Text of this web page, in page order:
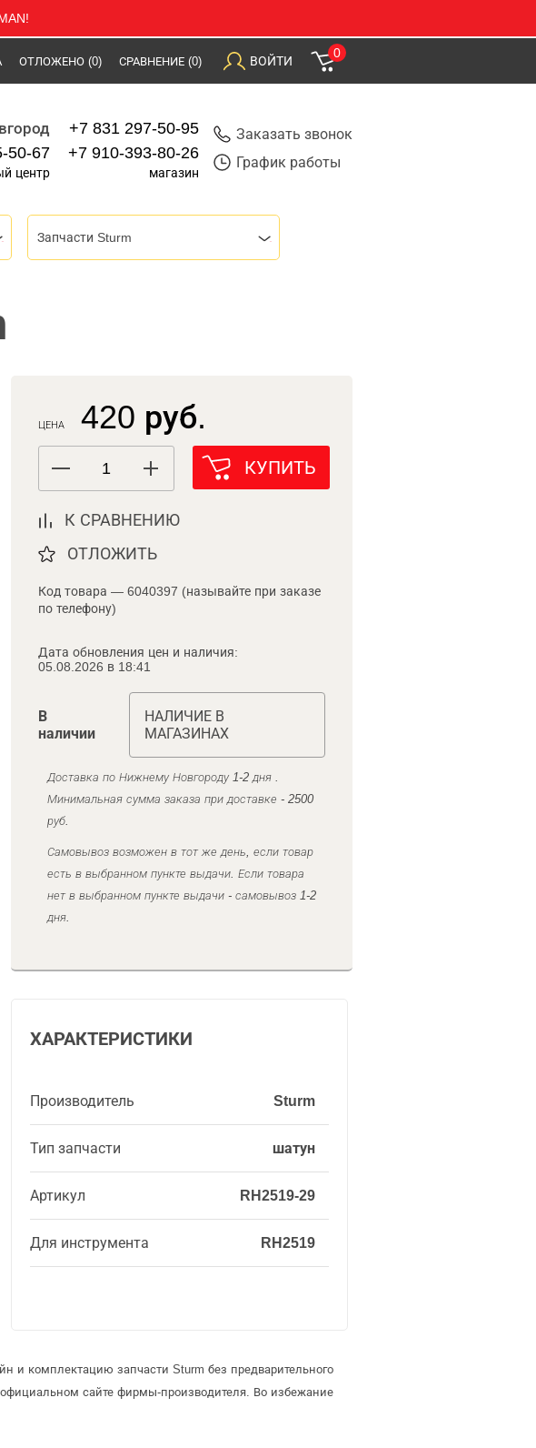
ОТЛОЖЕНО (0) СРАВНЕНИЕ (0) ВОЙТИ
0
50-67
центр
+7 831 297-50-95
+7 910-393-80-26
магазин
Заказать звонок
График работы
Запчасти Sturm
ЦЕНА 420 руб.
КУПИТЬ
К СРАВНЕНИЮ
ОТЛОЖИТЬ
Код товара — 6040397 (называйте при заказе
по телефону)
Дата обновления цен и наличия:
05.08.2026 в 18:41
В
наличии
НАЛИЧИЕ В
МАГАЗИНАХ
Доставка по Нижнему Новгороду 1-2 дня .
Минимальная сумма заказа при доставке - 2500
руб.
Самовывоз возможен в тот же день, если товар
есть в выбранном пункте выдачи. Если товара
нет в выбранном пункте выдачи - самовывоз 1-2
дня.
ХАРАКТЕРИСТИКИ
Производитель Sturm
Тип запчасти шатун
Артикул RH2519-29
Для инструмента RH2519
и комплектацию запчасти Sturm без предварительного
сайте фирмы-производителя. Во избежание